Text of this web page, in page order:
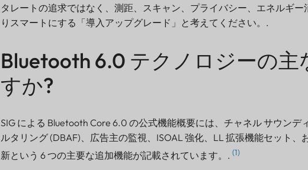
タレートの追求ではなく、測距、スキャン、プライバシー、エネルギ
りスマートにする「導入アップグレード」と考えてください。.
Bluetooth 6.0 テクノロジーの主
すか?
SIG による Bluetooth Core 6.0 の公式機能概要には、チャネル サウンデ
ルタリング (DBAF)、広告主の監視、ISOAL 強化、LL 拡張機能セット、
新という 6 つの主要な追加機能が記載されています。. (1)